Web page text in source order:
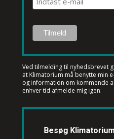
Ved tilmelding til nyhedsbrevet
at Klimatorium må benytte min
og information om kommende
enhver tid afmelde mig igen.
Besøg Klimatorium